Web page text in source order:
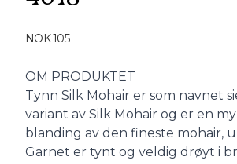
NOK 105
Description
OM PRODUKTET
Tynn Silk Mohair er som navnet
variant av Silk Mohair og er en
blanding av den fineste mohair,
Garnet er tynt og veldig drøyt i